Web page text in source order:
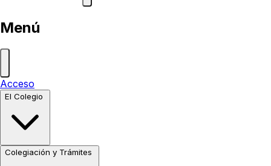
Menú
Acceso
El Colegio
Colegiación y Trámites